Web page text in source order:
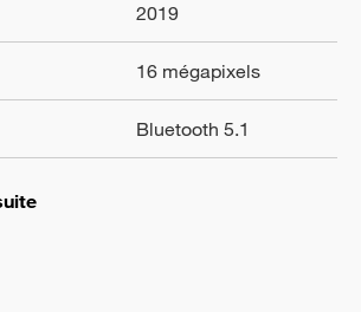
2019
16 mégapixels
Bluetooth 5.1